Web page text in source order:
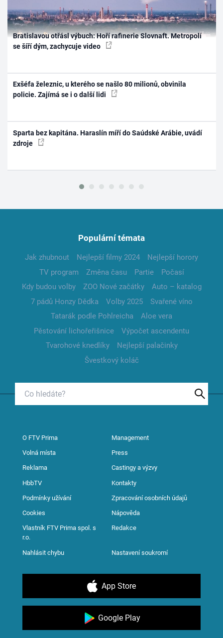
Bratislavou otřásl výbuch: Hoří rafinerie Slovnaft. Metropolí
se šíří dým, zachycuje video
Exšéfa železnic, u kterého se našlo 80 milionů, obvinila
policie. Zajímá se i o další lidi
Sparta bez kapitána. Haraslín míří do Saúdské Arábie, uvádí
zdroje
Populární témata
Jak zhubnout Nejlepší filmy 2024
Nejlepší horory
TV program
Změna času Partie
Počasí
Kdy budou volby
ZOO Nové začátky
Auto – katalog
7 pádů Honzy Dědka
Volby 2025
Svařené víno
Tatarák podle Pohlreicha
Aloe vera
Pěstování lichořeřišnice
Výpočet ascendentu
Tvarohové knedlíky
Nejlepší palačinky
Švestkový koláč
O FTV Prima Management
Volná místa Press
Reklama Castingy a výzvy
HbbTV Kontakty
Podmínky užívání Zpracování osobních údajů
Cookies Nápověda
Vlastník FTV Prima spol. s
r.o.
Redakce
Nahlásit chybu Nastavení soukromí
App Store
Google Play